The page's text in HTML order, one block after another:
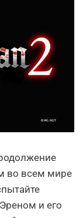
во всем мире
и его